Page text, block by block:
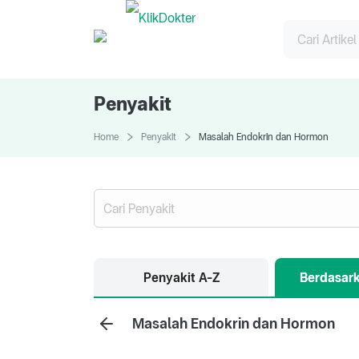
Penyakit
Home Penyakit Masalah Endokrin dan Hormon
Penyakit A-Z
Masalah Endokrin dan Hormon